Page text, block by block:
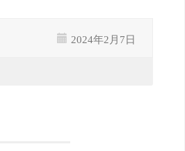
2024年2月7日